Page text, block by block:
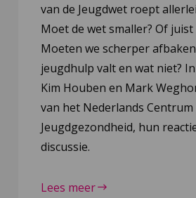
van de Jeugdwet roept
Moet de wet smaller? Of juist
Moeten we scherper
jeugdhulp valt en wat niet?
Kim Houben en Mark
van het Nederlands Centrum
Jeugdgezondheid, hun
discussie.
Lees meer